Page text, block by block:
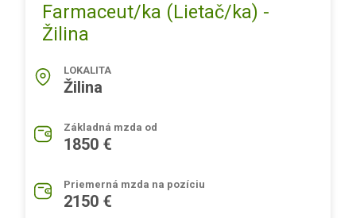
Farmaceut/ka (Lietač/ka) -
Žilina
LOKALITA
Žilina
Základná mzda od
1850 €
Priemerná mzda na pozíciu
2150 €